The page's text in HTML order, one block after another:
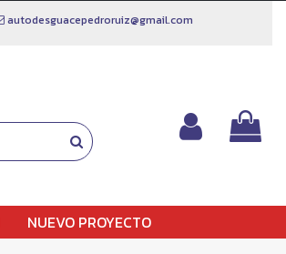
autodesguacepedroruiz@gmail.com
NUEVO PROYECTO